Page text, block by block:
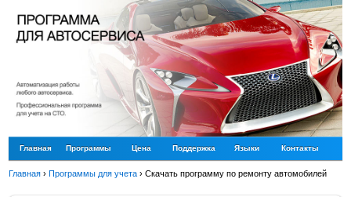
Главная Программы Цена Поддержка Языки Контакты
Главная ›Программы для учета ›Скачать программу по ремонту автомобилей